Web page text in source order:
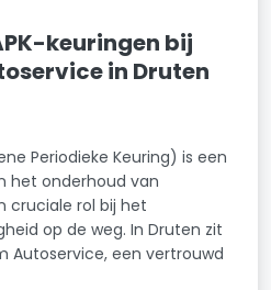
keuringen bij
in Druten
Periodieke Keuring) is een
het onderhoud van
cruciale rol bij het
op de weg. In Druten zit
Autoservice, een vertrouwd